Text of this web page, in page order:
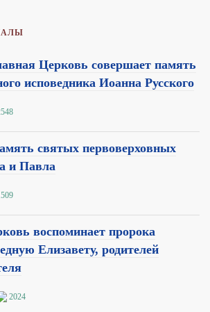
Церковь совершает память
исповедника Иоанна Русского
святых первоверховных
и Павла
воспоминает пророка
Елизавету, родителей
2024